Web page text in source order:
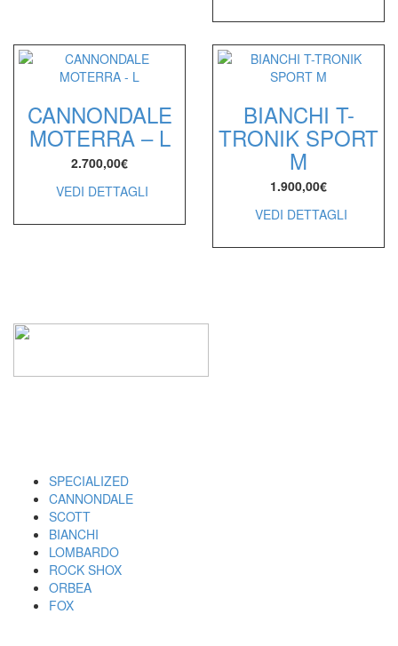
CANNONDALE
MOTERRA – L
2.700,00€
VEDI DETTAGLI
BIANCHI T-
TRONIK SPORT
M
1.900,00€
VEDI DETTAGLI
SPECIALIZED
CANNONDALE
SCOTT
BIANCHI
LOMBARDO
ROCK SHOX
ORBEA
FOX